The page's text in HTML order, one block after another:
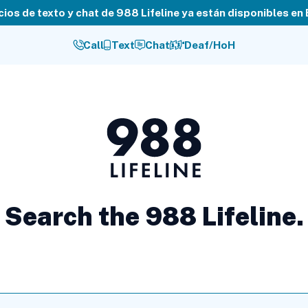
de texto y chat de 988 Lifeline ya están disponibles en
Call Text Chat Deaf/HoH
988
Lifeline
Search the 988 Lifeline.